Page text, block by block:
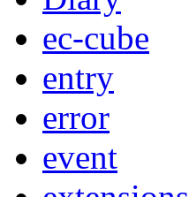
ec-cube
entry
error
event